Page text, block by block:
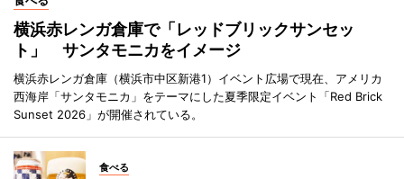
横浜赤レンガ倉庫で「レッドブリックサンセッ
ト」 サンタモニカをイメージ
横浜赤レンガ倉庫（横浜市中区新港1）イベント広場で現在、アメリカ
西海岸「サンタモニカ」をテーマにした夏季限定イベント「Red Brick
Sunset 2026」が開催されている。
食べる